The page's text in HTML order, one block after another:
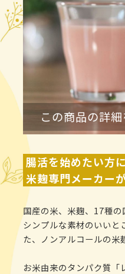
この商品の詳
腸活を始めたい方
米麹専門メーカー
国産の米、米麹、17種の
シンプルな素材のいいと
た、ノンアルコールの米
お米由来のタンパク質「